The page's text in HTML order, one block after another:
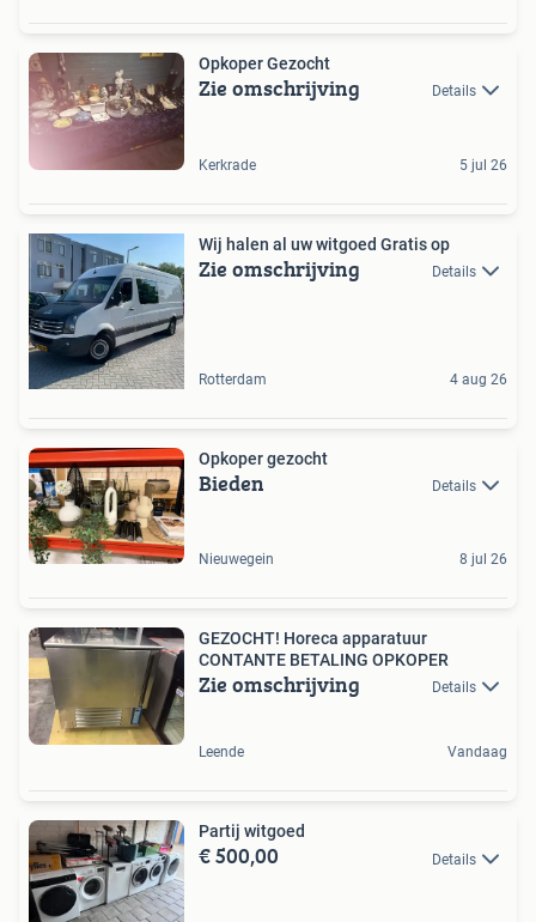
Opkoper Gezocht
Zie omschrijving Details
Kerkrade 5 jul 26
Wij halen al uw witgoed Gratis op
Zie omschrijving Details
Rotterdam 4 aug 26
Opkoper gezocht
Bieden Details
Nieuwegein 8 jul 26
GEZOCHT! Horeca apparatuur
CONTANTE BETALING OPKOPER
Zie omschrijving Details
Leende Vandaag
Partij witgoed
€ 500,00 Details